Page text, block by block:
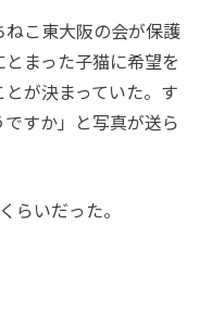
こ東大阪の会が保護
まった子猫に希望を
が決まっていた。す
すか」と写真が送ら
らいだった。